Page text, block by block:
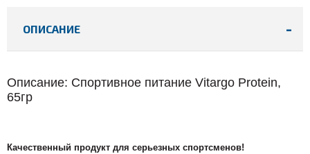
ОПИСАНИЕ
Описание: Спортивное питание Vitargo Protein,
65гр
Качественный продукт для серьезных спортсменов!